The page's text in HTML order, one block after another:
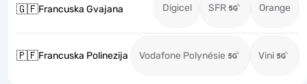
🇬🇫Francuska Gvajana Digicel SFR Orange
🇵🇫Francuska Polinezija Vodafone Polynésie Vini